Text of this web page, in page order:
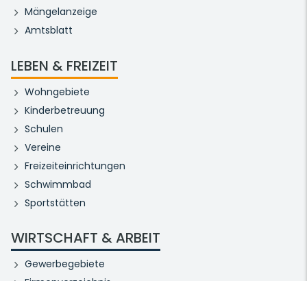
Mängelanzeige
Amtsblatt
LEBEN & FREIZEIT
Wohngebiete
Kinderbetreuung
Schulen
Vereine
Freizeiteinrichtungen
Schwimmbad
Sportstätten
WIRTSCHAFT & ARBEIT
Gewerbegebiete